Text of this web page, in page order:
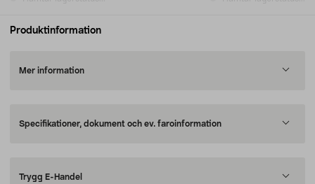
Produktinformation
Mer information
Specifikationer, dokument och ev. faroinformation
Trygg E-Handel